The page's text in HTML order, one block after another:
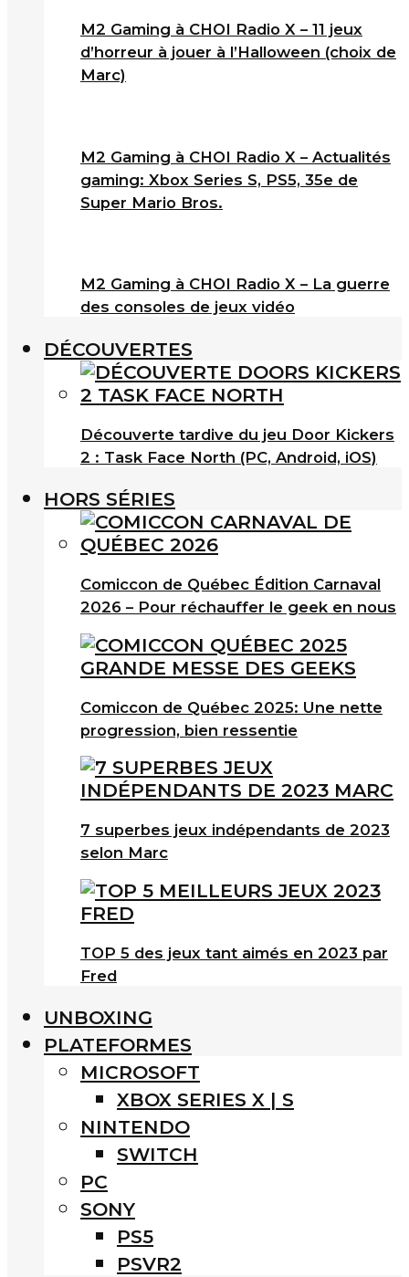
M2 Gaming à CHOI Radio X – 11 jeux
d’horreur à jouer à l’Halloween (choix de
Marc)
M2 Gaming à CHOI Radio X – Actualités
gaming: Xbox Series S, PS5, 35e de
Super Mario Bros.
M2 Gaming à CHOI Radio X – La guerre
des consoles de jeux vidéo
DÉCOUVERTES
Découverte tardive du jeu Door Kickers
2 : Task Face North (PC, Android, iOS)
HORS SÉRIES
Comiccon de Québec Édition Carnaval
2026 – Pour réchauffer le geek en nous
Comiccon de Québec 2025: Une nette
progression, bien ressentie
7 superbes jeux indépendants de 2023
selon Marc
TOP 5 des jeux tant aimés en 2023 par
Fred
UNBOXING
PLATEFORMES
MICROSOFT
XBOX SERIES X | S
NINTENDO
SWITCH
PC
SONY
PS5
PSVR2